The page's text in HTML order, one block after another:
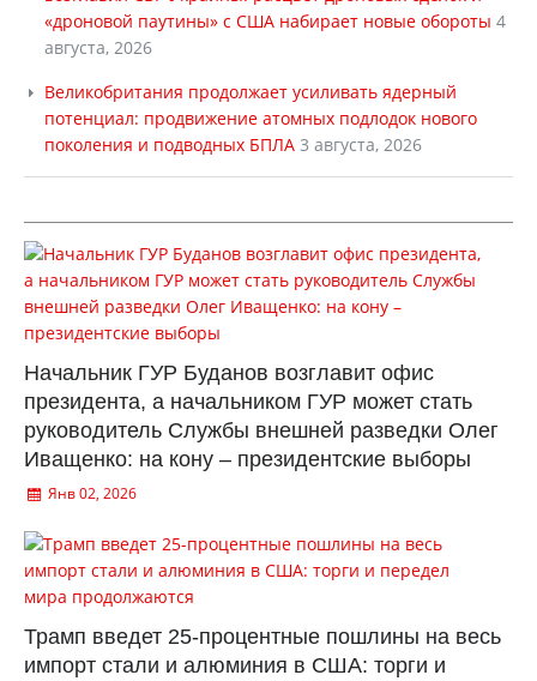
«дроновой паутины» с США набирает новые обороты 4
августа, 2026
Великобритания продолжает усиливать ядерный
потенциал: продвижение атомных подлодок нового
поколения и подводных БПЛА 3 августа, 2026
Начальник ГУР Буданов возглавит офис
президента, а начальником ГУР может стать
руководитель Службы внешней разведки Олег
Иващенко: на кону – президентские выборы
Янв 02, 2026
Трамп введет 25-процентные пошлины на весь
импорт стали и алюминия в США: торги и